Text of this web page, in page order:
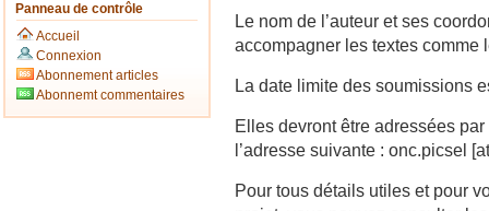
Panneau de contrôle
Accueil
Connexion
Abonnement articles
Abonnemt commentaires
Le nom de l’auteur et ses
accompagner les textes comme
La date limite des soumissions
Elles devront être adressées
l’adresse suivante : onc.picsel
Pour tous détails utiles et pour